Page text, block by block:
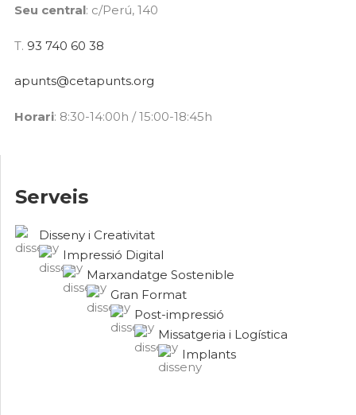
Seu central: c/Perú, 140
T. 93 740 60 38
apunts@cetapunts.org
Horari: 8:30-14:00h / 15:00-18:45h
Serveis
Disseny i Creativitat
Impressió Digital
Marxandatge Sostenible
Gran Format
Post-impressió
Missatgeria i Logística
Implants